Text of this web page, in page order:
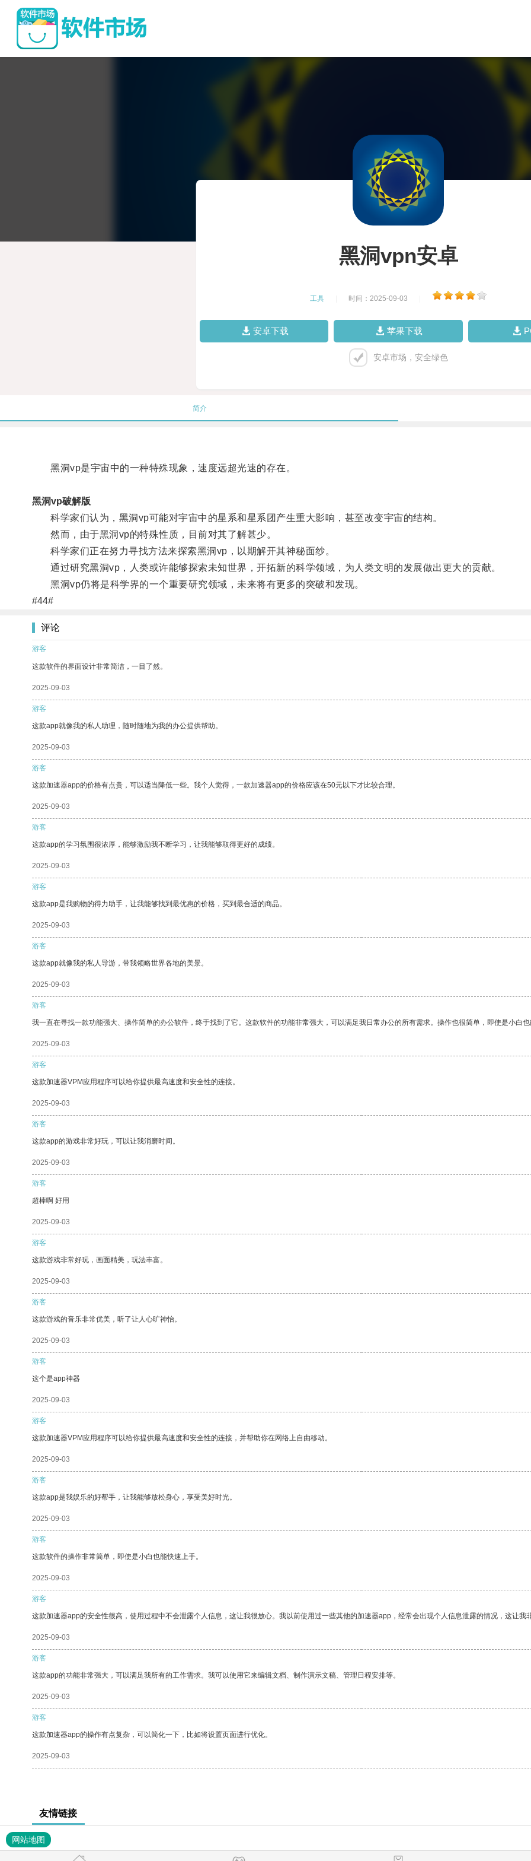
黑洞vpn安卓
工具 时间：2025-09-03
安卓下载 苹果下载
安卓市场，安全绿色
简介
黑洞vp是宇宙中的一种特殊现象，速度远超光速的存在。
黑洞vp破解版
科学家们认为，黑洞vp可能对宇宙中的星系和星系团产生重大影响，甚至改变宇宙的结构。
然而，由于黑洞vp的特殊性质，目前对其了解甚少。
科学家们正在努力寻找方法来探索黑洞vp，以期解开其神秘面纱。
通过研究黑洞vp，人类或许能够探索未知世界，开拓新的科学领域，为人类文明的发展做出更大的贡献。
黑洞vp仍将是科学界的一个重要研究领域，未来将有更多的突破和发现。
#44#
评论
游客
这款软件的界面设计非常简洁，一目了然。
2025-09-03
游客
这款app就像我的私人助理，随时随地为我的办公提供帮助。
2025-09-03
游客
这款加速器app的价格有点贵，可以适当降低一些。我个人觉得，一款加速器app的价格应该在50元以下才比较合理。
2025-09-03
游客
这款app的学习氛围很浓厚，能够激励我不断学习，让我能够取得更好的成绩。
2025-09-03
游客
这款app是我购物的得力助手，让我能够找到最优惠的价格，买到最合适的商品。
2025-09-03
游客
这款app就像我的私人导游，带我领略世界各地的美景。
2025-09-03
游客
我一直在寻找一款功能强大、操作简单的办公软件，终于找到了它。这款软件的功能非常强大，可以满足我日常办公的所有需求。操作也很简单，即使是小白也
2025-09-03
游客
这款加速器VPM应用程序可以给你提供最高速度和安全性的连接。
2025-09-03
游客
这款app的游戏非常好玩，可以让我消磨时间。
2025-09-03
游客
超棒啊 好用
2025-09-03
游客
这款游戏非常好玩，画面精美，玩法丰富。
2025-09-03
游客
这款游戏的音乐非常优美，听了让人心旷神怡。
2025-09-03
游客
这个是app神器
2025-09-03
游客
这款加速器VPM应用程序可以给你提供最高速度和安全性的连接，并帮助你在网络上自由移动。
2025-09-03
游客
这款app是我娱乐的好帮手，让我能够放松身心，享受美好时光。
2025-09-03
游客
这款软件的操作非常简单，即使是小白也能快速上手。
2025-09-03
游客
这款加速器app的安全性很高，使用过程中不会泄露个人信息，这让我很放心。我以前使用过一些其他的加速器app，经常会出现个人信息泄露的情况，这让我
2025-09-03
游客
这款app的功能非常强大，可以满足我所有的工作需求。我可以使用它来编辑文档、制作演示文稿、管理日程安排等。
2025-09-03
游客
这款加速器app的操作有点复杂，可以简化一下，比如将设置页面进行优化。
2025-09-03
友情链接
网站地图